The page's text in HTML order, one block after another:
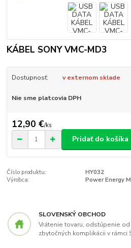
KÁBEL SONY VMC-MD3
Dostupnosť: v externom sklade
Nie sme platcovia DPH
12,90 €/ks
Pridať do košíka
Číslo produktu:
HY032
Výrobca:
Power Energy
SLOVENSKÝ OBCHOD
Vrátenie tovaru, odstúpenie
zbytočných komplikácii v rámci